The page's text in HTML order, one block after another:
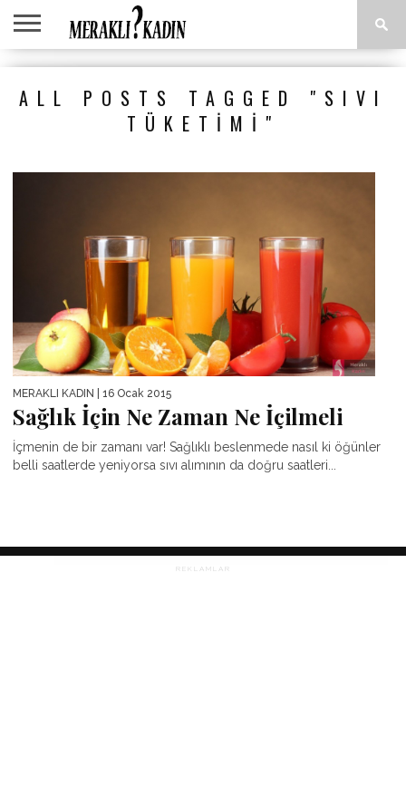
ANASAYFA
ÇOCUK
İLIŞKILER
TARIFLERI
ALL POSTS TAGGED "SIVI
TÜKETIMI"
MERAKLI KADIN | 16 Ocak 2015
Sağlık İçin Ne Zaman Ne İçilmeli
İçmenin de bir zamanı var! Sağlıklı beslenmede nasıl ki öğünler
belli saatlerde yeniyorsa sıvı alımının da doğru saatleri...
REKLAMLAR